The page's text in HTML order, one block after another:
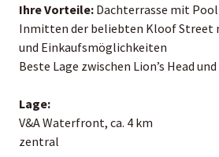
Ihre Vorteile: Dachterrasse mit
Inmitten der beliebten Kloof Street
und Einkaufsmöglichkeiten
Beste Lage zwischen Lion’s Head
Lage:
V&A Waterfront, ca. 4 km
zentral